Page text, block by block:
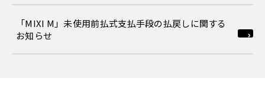
「MIXI M」未使用前払式支払手段の払戻しに関する
お知らせ